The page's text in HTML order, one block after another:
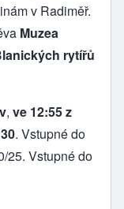
v Radiměř.
Muzea
rytířů
, ve 12:55 z
. Vstupné do
25. Vstupné do